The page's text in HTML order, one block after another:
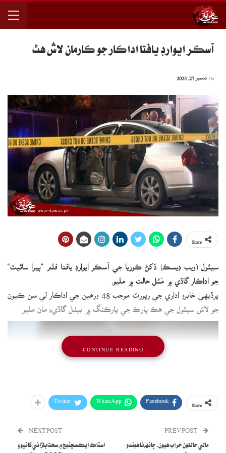
آسڪر ايوارڊ يافتا اداڪار جو ڪارمان لاش هٿ
سيئول (ويب ڊيسڪ) ڏکڻ ڪوريا جي آسڪر ايوارڊ يافتا فلم ”پيرا سائيٽ“
جو اداڪار گاڏي ۾ مُئل حالت ۾ مليو.
پرڏيهي خابرو اداري جي رپورٽ موجب 48 ورهين جي اداڪار لي سن ڪيون
جو لاش سيئول جي هڪ پارڪ جي پارڪنگ ۾ بيٺل گاڏيءَ مان مليو.
Facebook
WhatsApp
Twitter
مالي حالتون خراب هيون، چانهه ٺاهيندو
NEXT POST
اسٽاڪ ايڪسچنيج ۾ سخت ٻاڙائي کانپوءِ